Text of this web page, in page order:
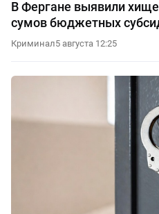
В Фергане выявили
сумов бюджетных
Криминал5 августа 12:25